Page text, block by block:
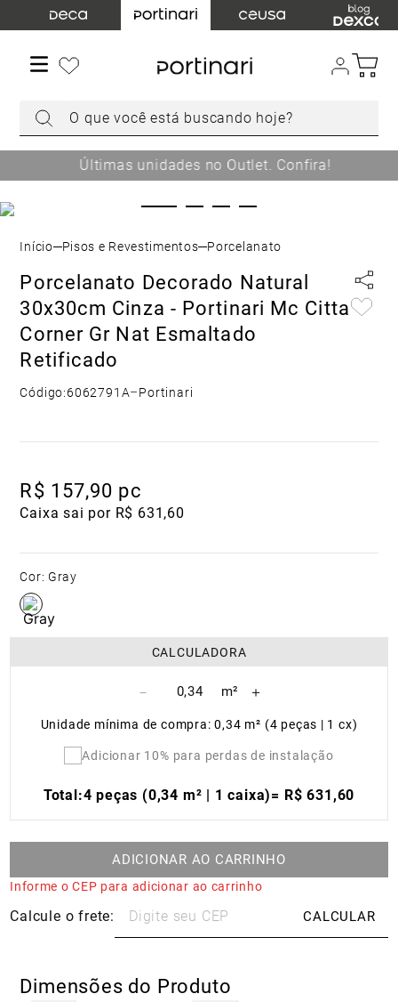
O que você está buscando hoje?
Últimas unidades no Outlet. Confira!
Pisos e Revestimentos Porcelanato
Porcelanato Decorado Natural
30x30cm Cinza - Portinari Mc Citta
Corner Gr Nat Esmaltado
Retificado
Código:6062791A–Portinari
R$ 157,90 pc
Caixa sai por R$ 631,60
Cor: Gray
CALCULADORA
－ ＋
Unidade mínima de compra: 0,34 m² (4 peças | 1 cx)
Adicionar 10% para perdas de instalação
Total:4 peças (0,34 m² | 1 caixa)= R$ 631 ,60
ADICIONAR AO CARRINHO
Informe o CEP para adicionar ao carrinho
Dimensões do Produto
TERMOS MAIS BUSCADOS
cuba
chuveiro
4º
acabamento registro
misturador
10º cuba embutir